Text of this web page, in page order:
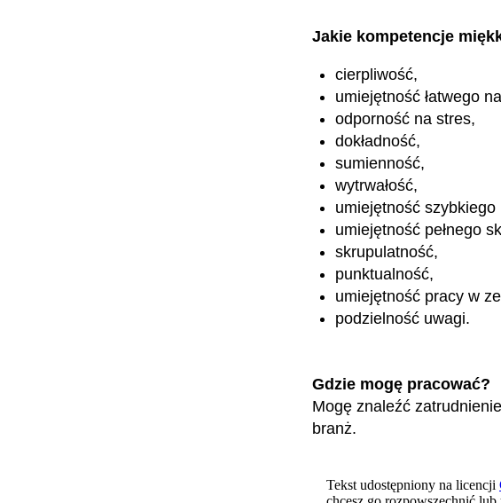
Jakie kompetencje
cierpliwość,
umiejętność łatwego
odporność na stres,
dokładność,
sumienność,
wytrwałość,
umiejętność
umiejętność pełnego
skrupulatność,
punktualność,
umiejętność pracy w
podzielność uwagi.
Gdzie mogę pracować?
Mogę znaleźć
branż.
Tekst udostępniony na licencji